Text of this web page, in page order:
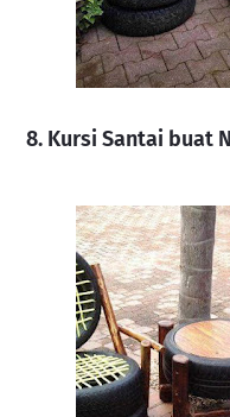
8. Kursi Santai buat